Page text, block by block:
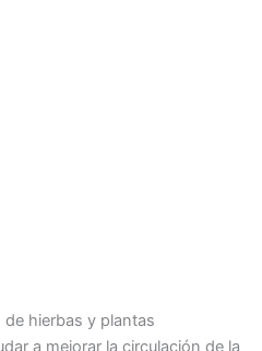
de hierbas y plantas
a mejorar la circulación de la